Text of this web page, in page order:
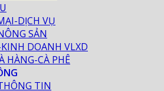
DỊCH VỤ
SẢN
DOANH VLXD
HÀNG-CÀ PHÊ
TIN